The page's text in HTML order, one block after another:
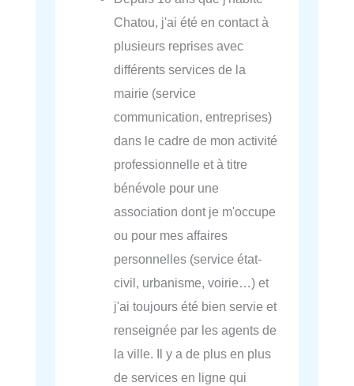
Chatou, j'ai été en contact à
plusieurs reprises avec
différents services de la
mairie (service
communication, entreprises)
dans le cadre de mon activité
professionnelle et à titre
bénévole pour une
association dont je m'occupe
ou pour mes affaires
personnelles (service état-
civil, urbanisme, voirie…) et
j'ai toujours été bien servie et
renseignée par les agents de
la ville. Il y a de plus en plus
de services en ligne qui